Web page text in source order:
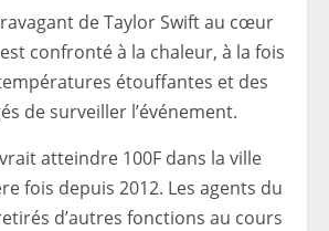
de Taylor Swift au cœur
confronté à la chaleur, à la fois
étouffantes et des
de surveiller l’événement.
atteindre 100F dans la ville
fois depuis 2012. Les agents du
d’autres fonctions au cours